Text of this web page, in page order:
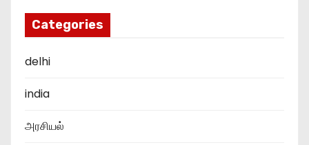
Categories
delhi
india
அரசியல்